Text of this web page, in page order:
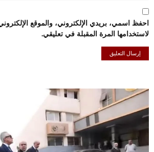
احفظ اسمي، بريدي الإلكتروني، والموقع
لاستخدامها المرة المقبلة في تعليقي.